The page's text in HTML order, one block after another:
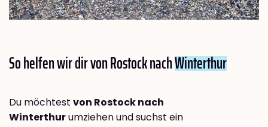
So helfen wir dir von Rostock nachWinterthur
Du möchtest von Rostock nach
Winterthurumziehen und suchst ein